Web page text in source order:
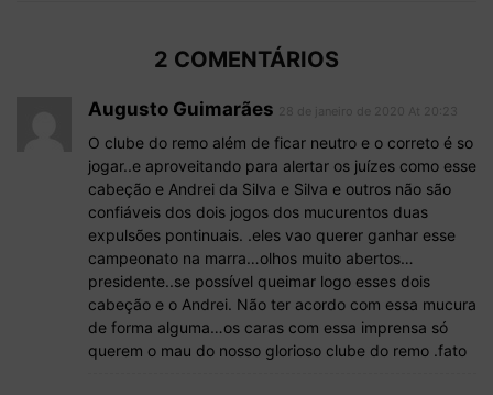
2 COMENTÁRIOS
Augusto Guimarães
O clube do remo além de ficar neutro e o correto é so
jogar..e aproveitando para alertar os juízes como esse
cabeção e Andrei da Silva e Silva e outros não são
confiáveis dos dois jogos dos mucurentos duas
expulsões pontinuais. .eles vao querer ganhar esse
campeonato na marra…olhos muito abertos…
presidente..se possível queimar logo esses dois
cabeção e o Andrei. Não ter acordo com essa mucura
de forma alguma…os caras com essa imprensa só
querem o mau do nosso glorioso clube do remo .fato